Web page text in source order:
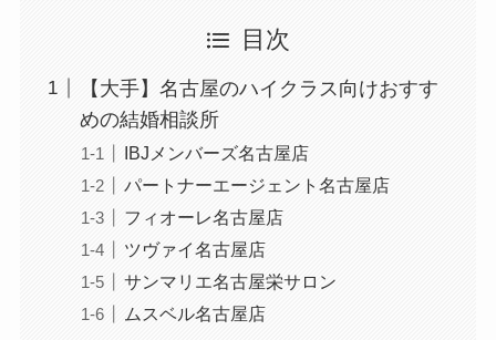
目次
【大手】名古屋のハイクラス向けおすす
めの結婚相談所
IBJメンバーズ名古屋店
パートナーエージェント名古屋店
フィオーレ名古屋店
ツヴァイ名古屋店
サンマリエ名古屋栄サロン
ムスベル名古屋店